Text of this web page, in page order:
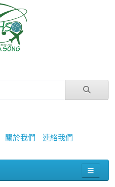
關於我們 連絡我們